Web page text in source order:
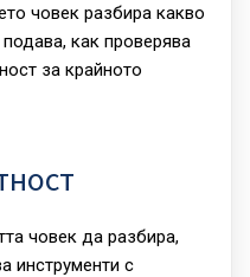
човек разбира какво
как проверява
за крайното
човек да разбира,
инструменти с